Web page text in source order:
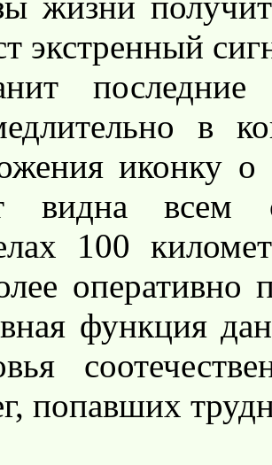
экстренный
в
иконку о
видна всем
100
оперативно
функция
попавших